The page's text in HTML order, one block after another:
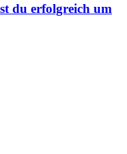
du erfolgreich um